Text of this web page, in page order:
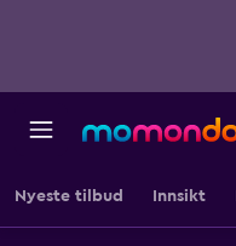
Nyeste tilbud Innsikt